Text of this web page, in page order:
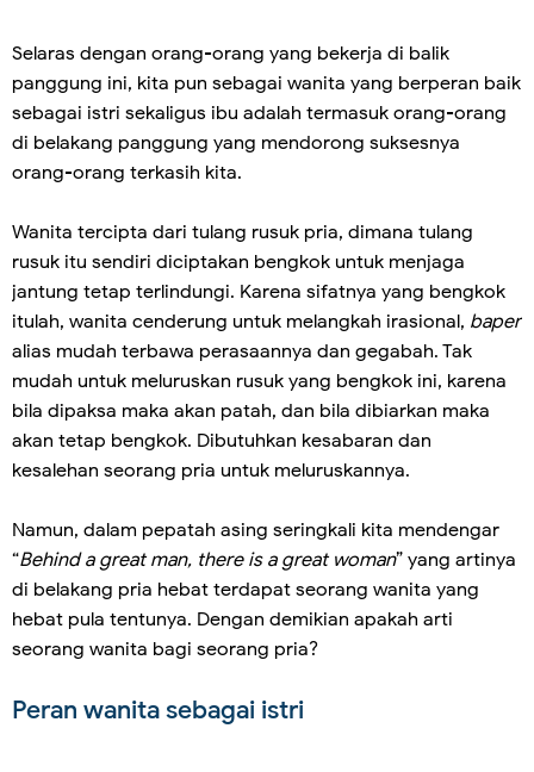
Selaras dengan orang-orang yang bekerja di balik
panggung ini, kita pun sebagai wanita yang berperan baik
sebagai istri sekaligus ibu adalah termasuk orang-orang
di belakang panggung yang mendorong suksesnya
orang-orang terkasih kita.
Wanita tercipta dari tulang rusuk pria, dimana tulang
rusuk itu sendiri diciptakan bengkok untuk menjaga
jantung tetap terlindungi. Karena sifatnya yang bengkok
itulah, wanita cenderung untuk melangkah irasional, baper
alias mudah terbawa perasaannya dan gegabah. Tak
mudah untuk meluruskan rusuk yang bengkok ini, karena
bila dipaksa maka akan patah, dan bila dibiarkan maka
akan tetap bengkok. Dibutuhkan kesabaran dan
kesalehan seorang pria untuk meluruskannya.
Namun, dalam pepatah asing seringkali kita mendengar
“Behind a great man, there is a great woman” yang artinya
di belakang pria hebat terdapat seorang wanita yang
hebat pula tentunya. Dengan demikian apakah arti
seorang wanita bagi seorang pria?
Peran wanita sebagai istri